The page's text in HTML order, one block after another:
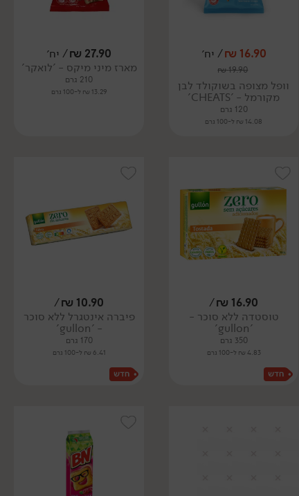
16.90
₪/ יח׳
19.90
₪
וופל מצופה בשוקולד לבן
מקורמל - 'CHEATS'
120 גרם
14.08 ₪ ל-100 גרם
27.90
₪/ יח׳
מארז מיני מיקס - 'לואקר'
210 גרם
13.29 ₪ ל-100 גרם
16.90
₪
/
טוסטדה ללא סוכר -
'gullon'
350 גרם
4.83 ₪ ל-100 גרם
10.90
₪
/
פיברה אינטגרל ללא סוכר
- 'gullon'
170 גרם
6.41 ₪ ל-100 גרם